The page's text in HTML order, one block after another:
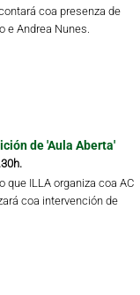
coa presenza de
e Andrea Nunes.
de 'Aula Aberta'
que ILLA organiza coa AC
coa intervención de